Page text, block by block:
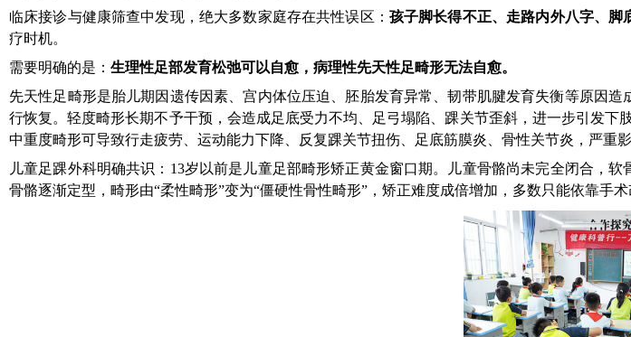
临床接诊与健康筛查中发现，绝大多数家庭存在共性误区： 孩子脚长得不正、走路内外八字、脚
疗时机。
需要明确的是： 生理性足部发育松弛可以自愈，病理性先天性足畸形无法自愈。
先天性足畸形是胎儿期因遗传因素、宫内体位压迫、胚胎发育异常、韧带肌腱发育失衡等原因
行恢复。轻度畸形长期不予干预，会造成足底受力不均、足弓塌陷、踝关节歪斜，进一步引发
中重度畸形可导致行走疲劳、运动能力下降、反复踝关节扭伤、足底筋膜炎、骨性关节炎，严重
儿童足踝外科明确共识：13岁以前是儿童足部畸形矫正黄金窗口期。儿童骨骼尚未完全闭合，
骨骼逐渐定型，畸形由“柔性畸形”变为“僵硬性骨性畸形”，矫正难度成倍增加，多数只能依靠手术